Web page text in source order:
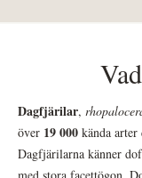
Dagfjärilar,
över 19 000 kända
Dagfjärilarna känner